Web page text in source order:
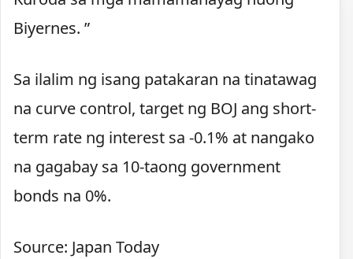
Biyernes. ”
Sa ilalim ng isang patakaran na tinatawag
na curve control, target ng BOJ ang short-
term rate ng interest sa -0.1% at nangako
na gagabay sa 10-taong government
bonds na 0%.
Source: Japan Today